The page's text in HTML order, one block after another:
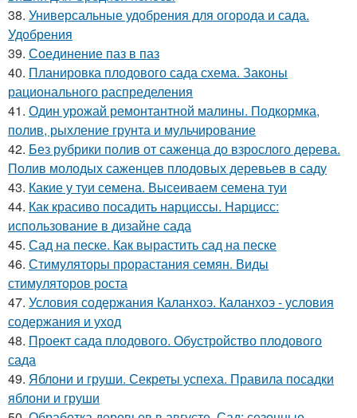
38. Универсальные удобрения для огорода и сада.
Удобрения
39. Соединение паз в паз
40. Планировка плодового сада схема. Законы
рационального распределения
41. Один урожай ремонтантной малины. Подкормка,
полив, рыхление грунта и мульчирование
42. Без рубрики полив от саженца до взрослого дерева.
Полив молодых саженцев плодовых деревьев в саду
43. Какие у туи семена. Высеиваем семена туи
44. Как красиво посадить нарциссы. Нарцисс:
использование в дизайне сада
45. Сад на песке. Как вырастить сад на песке
46. Стимуляторы прорастания семян. Виды
стимуляторов роста
47. Условия содержания Каланхоэ. Каланхоэ - условия
содержания и уход
48. Проект сада плодового. Обустройство плодового
сада
49. Яблони и груши. Секреты успеха. Правила посадки
яблони и груши